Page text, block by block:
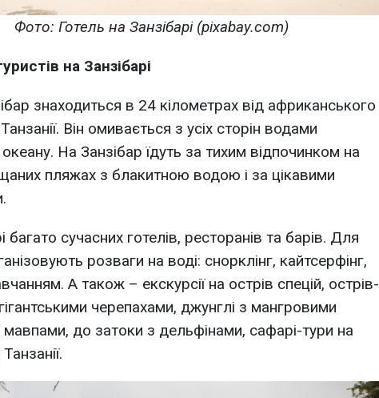
Фото: Готель на Занзібарі (pixabay.com)
на Занзібарі
знаходиться в 24 кілометрах від африканського
Він омивається з усіх сторін водами
океану. На Занзібар їдуть за тихим відпочинком на
пляжах з блакитною водою і за цікавими
багато сучасних готелів, ресторанів та барів. Для
розваги на воді: снорклінг, кайтсерфінг,
А також – екскурсії на острів спецій, острів-
черепахами, джунглі з мангровими
мавпами, до затоки з дельфінами, сафарі-тури на